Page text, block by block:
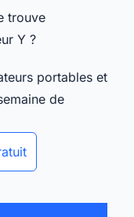
trouve
Y ?
portables et
de